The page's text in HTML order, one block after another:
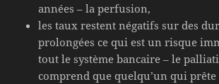
années – la perfusion,
les taux restent négatifs sur des
prolongées ce qui est un risque
tout le système bancaire – le
comprend que quelqu’un qui